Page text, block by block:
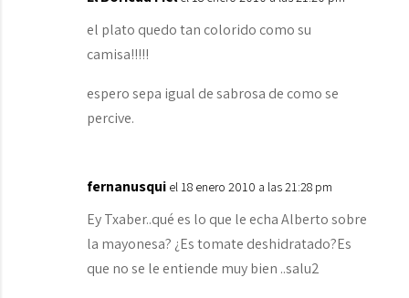
el plato quedo tan colorido como su
camisa!!!!!
espero sepa igual de sabrosa de como se
percive.
fernanusqui el 18 enero 2010 a las 21:28 pm
Ey Txaber..qué es lo que le echa Alberto sobre
la mayonesa? ¿Es tomate deshidratado?Es
que no se le entiende muy bien ..salu2